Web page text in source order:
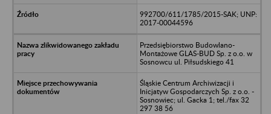
992700/611/1785/2015-SAK; UNP:
2017-00044596
Przedsiębiorstwo Budowlano-
Montażowe GLAS-BUD Sp. z o.o. w
Sosnowcu ul. Piłsudskiego 41
Śląskie Centrum Archiwizacji i
Inicjatyw Gospodarczych Sp. z o.o. -
Sosnowiec; ul. Gacka 1; tel./fax 32
297 38 56